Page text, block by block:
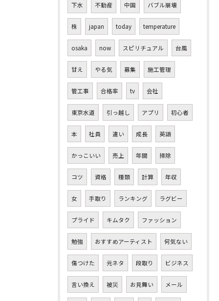
下水 不動産 中国 バブル崩壊
株 japan today temperature
osaka now スピリチュアル 台風
甘え やる気 募集 施工管理
管工事 合格率 tv 会社
東京水道 引っ越し アプリ 初心者
本 社員 違い 成長 英語
かっこいい 売上 年間 掃除
コツ 資格 種類 計算 年収
女 手取り ランキング ラグビー
プライド キムタク ファッション
勉強 おすすめアーティスト 何気ない
傷つけた 元ネタ 段取り ビジネス
言い換え 被災 お見舞い メール